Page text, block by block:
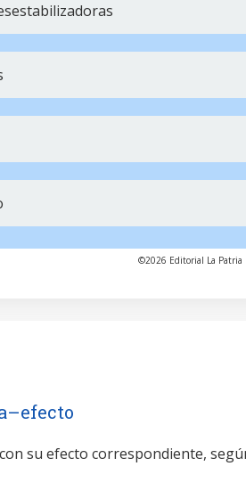
©2026 Editorial La Patria
su efecto correspondiente,